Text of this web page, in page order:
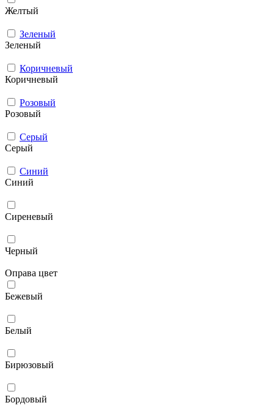
Желтый
Зеленый
Зеленый
Коричневый
Коричневый
Розовый
Розовый
Серый
Серый
Синий
Синий
Сиреневый
Черный
Оправа цвет
Бежевый
Белый
Бирюзовый
Бордовый